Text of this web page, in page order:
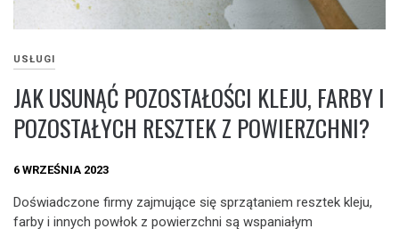
USŁUGI
JAK USUNĄĆ POZOSTAŁOŚCI KLEJU, FARBY I
POZOSTAŁYCH RESZTEK Z POWIERZCHNI?
6 WRZEŚNIA 2023
Doświadczone firmy zajmujące się sprzątaniem resztek kleju,
farby i innych powłok z powierzchni są wspaniałym